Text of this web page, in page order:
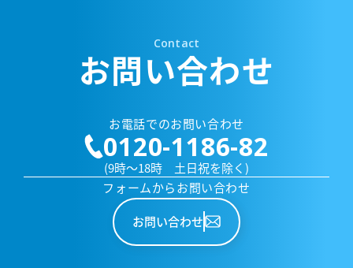
Contact
お問い合わせ
お電話でのお問い合わせ
0120-1186-82
(9時～18時 土日祝を除く)
フォームからお問い合わせ
お問い合わせ